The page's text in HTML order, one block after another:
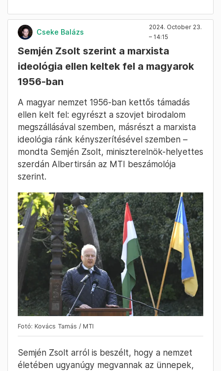
Cseke Balázs
2024. October 23.
– 14:15
Semjén Zsolt szerint a marxista
ideológia ellen keltek fel a magyarok
1956-ban
A magyar nemzet 1956-ban kettős támadás
ellen kelt fel: egyrészt a szovjet birodalom
megszállásával szemben, másrészt a marxista
ideológia ránk kényszerítésével szemben –
mondta Semjén Zsolt, miniszterelnök-helyettes
szerdán Albertirsán az MTI beszámolója
szerint.
Fotó: Kovács Tamás / MTI
Semjén Zsolt arról is beszélt, hogy a nemzet
életében ugyanúgy megvannak az ünnepek,